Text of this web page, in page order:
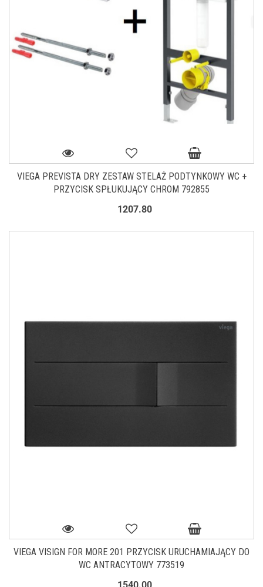
VIEGA PREVISTA DRY ZESTAW STELAŻ PODTYNKOWY WC +
PRZYCISK SPŁUKUJĄCY CHROM 792855
1207.80
VIEGA VISIGN FOR MORE 201 PRZYCISK URUCHAMIAJĄCY DO
WC ANTRACYTOWY 773519